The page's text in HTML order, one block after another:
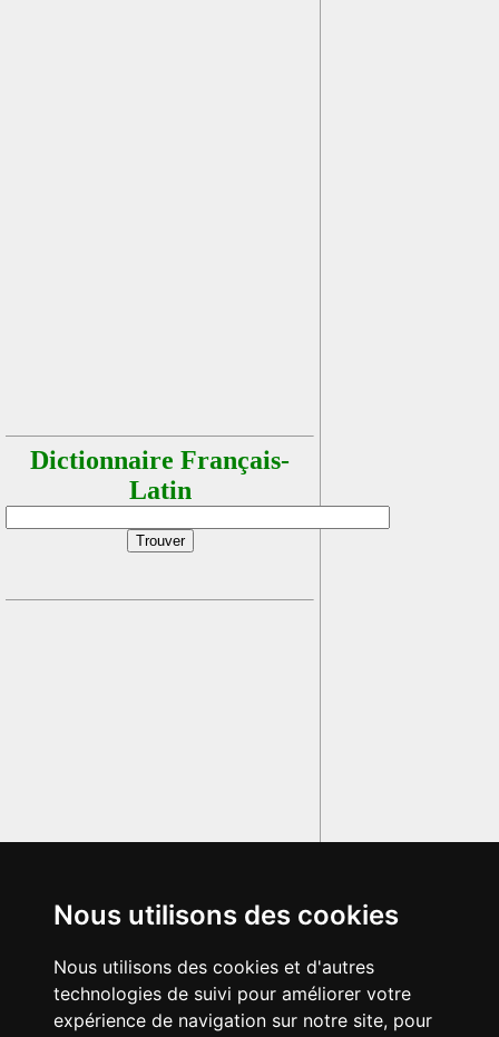
Nous utilisons des cookies
Nous utilisons des cookies et d'autres
technologies de suivi pour améliorer votre
expérience de navigation sur notre site, pour
Dictionnaire Français-
Latin